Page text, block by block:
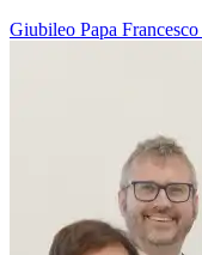
Giubileo Papa Francesco